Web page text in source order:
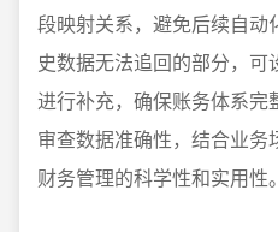
段映射关系，避免后续自
史数据无法追回的部分，可
进行补充，确保账务体系完
审查数据准确性，结合业
财务管理的科学性和实用性。